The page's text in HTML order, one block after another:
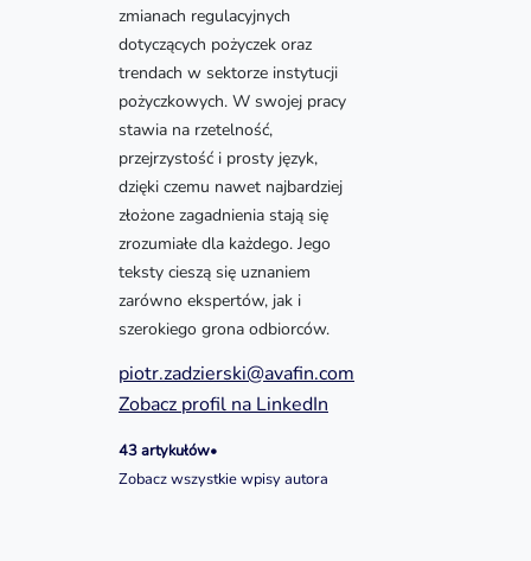
zmianach regulacyjnych
dotyczących pożyczek oraz
trendach w sektorze instytucji
pożyczkowych. W swojej pracy
stawia na rzetelność,
przejrzystość i prosty język,
dzięki czemu nawet najbardziej
złożone zagadnienia stają się
zrozumiałe dla każdego. Jego
teksty cieszą się uznaniem
zarówno ekspertów, jak i
szerokiego grona odbiorców.
piotr.zadzierski@avafin.com
Zobacz profil na LinkedIn
43 artykułów•
Zobacz wszystkie wpisy autora